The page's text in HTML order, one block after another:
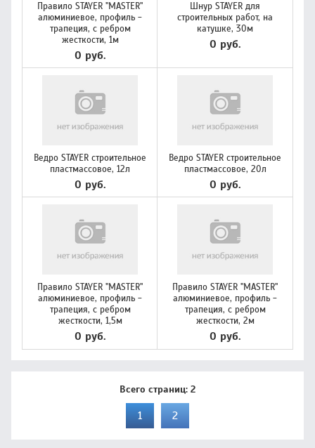
Правило STAYER "MASTER"
алюминиевое, профиль -
трапеция, с ребром
жесткости, 1м
0 руб.
Шнур STAYER для
строительных работ, на
катушке, 30м
0 руб.
Ведро STAYER строительное
пластмассовое, 12л
0 руб.
Ведро STAYER строительное
пластмассовое, 20л
0 руб.
Правило STAYER "MASTER"
алюминиевое, профиль -
трапеция, с ребром
жесткости, 1,5м
0 руб.
Правило STAYER "MASTER"
алюминиевое, профиль -
трапеция, с ребром
жесткости, 2м
0 руб.
Всего страниц: 2
1 2